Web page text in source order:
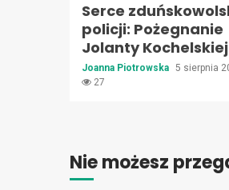
Serce
policji: Pożegnanie
Jolanty Kochelskiej
Joanna Piotrowska 5 sierpnia
27
Nie możesz